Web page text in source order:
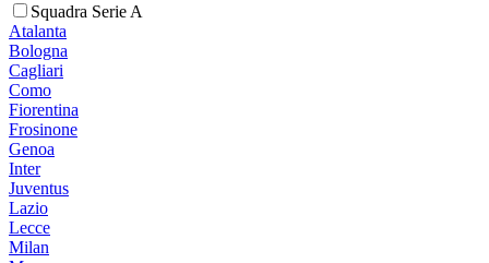
Squadra Serie A
Atalanta
Bologna
Cagliari
Como
Fiorentina
Frosinone
Genoa
Inter
Juventus
Lazio
Lecce
Milan